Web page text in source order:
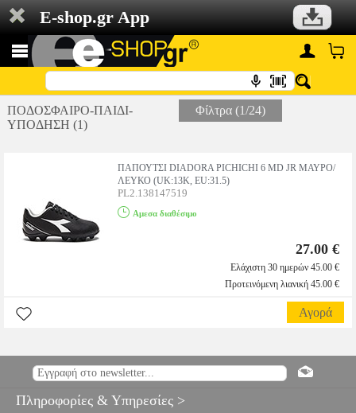
E-shop.gr App
ΠΟΔΟΣΦΑΙΡΟ-ΠΑΙΔΙ-
ΥΠΟΔΗΣΗ (1)
Φίλτρα (1/24)
ΠΑΠΟΥΤΣΙ DIADORA PICHICHI 6 MD JR ΜΑΥΡΟ/
ΛΕΥΚΟ (UK:13K, EU:31.5)
PL2.138147519
Αμεσα διαθέσιμο
27.00 €
Ελάχιστη 30 ημερών 45.00 €
Προτεινόμενη λιανική 45.00 €
Αγορά
Πληροφορίες & Υπηρεσίες >